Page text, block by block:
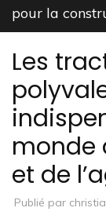
pour la
Les
monde
et de
Publié par